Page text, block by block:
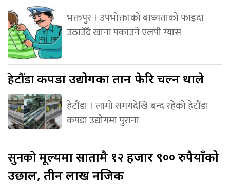
भक्तपुर । उपभोक्ताको बाध्यताको फाइदा
उठाउँदै खाना पकाउने एलपी ग्यास
हेटौंडाकपडा उद्योगका तान फेरि चल्न थाले
हेटौंडा । लामो समयदेखि बन्द रहेको हेटौंडा
कपडा उद्योगमा पुराना
सुनकोमूल्यमा सातामै १२ हजार ९०० रुपैयाँको
उछाल, तीन लाख नजिक